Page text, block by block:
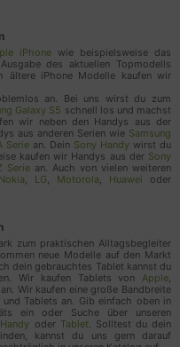
iPhonewie beispielsweise das
des aktuellen Topmodells
ältere iPhone Modelle kaufen wir
an. Bei uns wirst du zum
Galaxy S5 schnell los und machst
wir neben den Handys aus der
aus anderen Serien wie Samsung
Seriean. Dein Sony Handywirst du
kaufen wir Handys aus der Sony
Seriean. Auch von vielen weiteren
Nokia LG Motorola Huawei oder
zum praktischen Alltagsbegleiter
neue Modelle auf den Markt
dein gebrauchtes Tablet kannst du
Wir kaufen Tablets von Apple
an. Wir kaufen eine große Bandbreite
Tablets an. Gib einfach oben in
ein oder Suche über unseren
Handy oder Tablet . Solltest du dein
kannst du uns gern darauf
Domains
des Benutzers